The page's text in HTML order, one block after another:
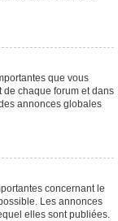
que vous
chaque forum et dans
annonces globales
concernant le
Les annonces
elles sont publiées.